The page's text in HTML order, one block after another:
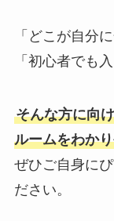
「どこが自分
「初心者でも
そんな方に向
ルームをわか
ぜひご自身に
ださい。